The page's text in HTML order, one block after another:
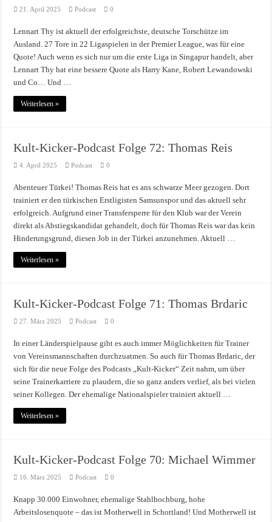
21. April 2025 Podcast 0
Lennart Thy ist aktuell der erfolgreichste, deutsche Torschütze im
Ausland. 27 Tore in 22 Ligaspielen in der Premier League, was für eine
Quote! Auch wenn es sich nur um die erste Liga in Singapur handelt, aber
Lennart Thy hat eine bessere Quote als Harry Kane, Robert Lewandowski
und Co… Und …
Weiterlesen »
Kult-Kicker-Podcast Folge 72: Thomas Reis
4. April 2025 Podcast 0
Abenteuer Türkei! Thomas Reis hat es ans schwarze Meer gezogen. Dort
trainiert er den türkischen Erstligisten Samsunspor und das aktuell sehr
erfolgreich. Aufgrund einer Transfersperre für den Klub war der Verein
direkt als Abstiegskandidat gehandelt, doch für Thomas Reis war das kein
Hinderungsgrund, diesen Job in der Türkei anzunehmen. Aktuell …
Weiterlesen »
Kult-Kicker-Podcast Folge 71: Thomas Brdaric
27. März 2025 Podcast 0
In einer Länderspielpause gibt es auch immer Möglichkeiten für Trainer
von Vereinsmannschaften durchzuatmen. So auch für Thomas Brdaric, der
sich für die neue Folge des Podcasts „Kult-Kicker“ Zeit nahm, um über
seine Trainerkarriere zu plaudern, die so ganz anders verlief, als bei vielen
seiner Kollegen. Der ehemalige Nationalspieler trainiert aktuell …
Weiterlesen »
Kult-Kicker-Podcast Folge 70: Michael Wimmer
16. März 2025 Podcast 0
Knapp 30.000 Einwohner, ehemalige Stahlhochburg, hohe
Arbeitslosenquote – das ist Motherwell in Schottland! Und Motherwell ist